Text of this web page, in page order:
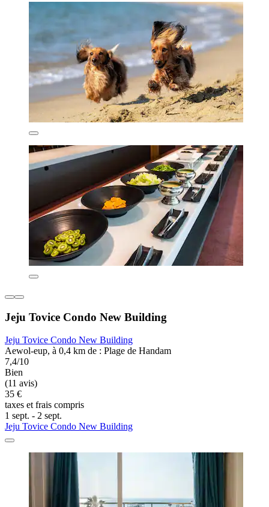
Jeju Tovice Condo New Building
Jeju Tovice Condo New Building
Aewol-eup, à 0,4 km de : Plage de Handam
7,4/10
Bien
(11 avis)
35 €
taxes et frais compris
1 sept. - 2 sept.
Jeju Tovice Condo New Building